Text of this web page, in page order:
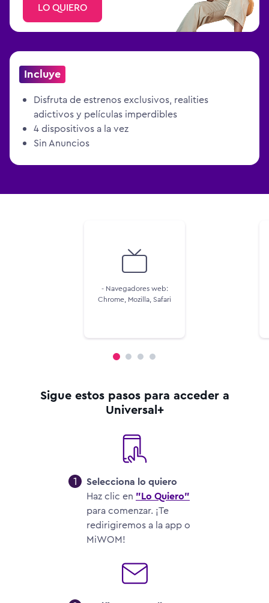
LO QUIERO
Incluye
Disfruta de estrenos exclusivos, realities
adictivos y películas imperdibles
4 dispositivos a la vez
Sin Anuncios
- Navegadores web:
Chrome, Mozilla, Safari
Sigue estos pasos para acceder a
Universal+
1
Selecciona lo quiero
Haz clic en "Lo Quiero"
para comenzar. ¡Te
redirigiremos a la app o
MiWOM!